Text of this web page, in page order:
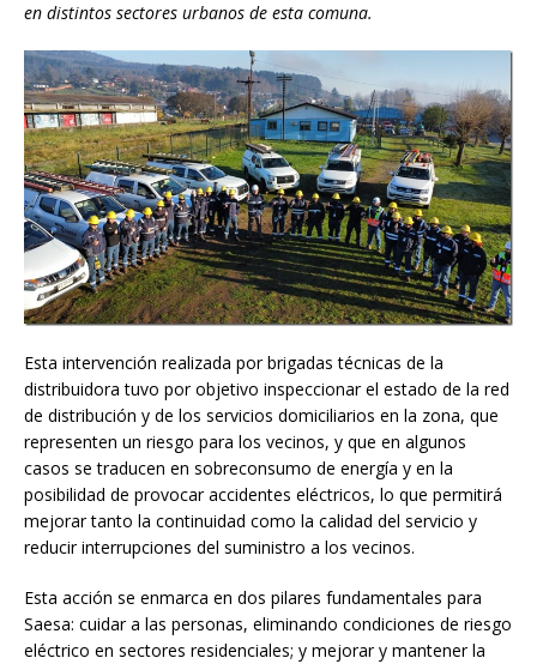
en distintos sectores urbanos de esta comuna.
Esta intervención realizada por brigadas técnicas de la
distribuidora tuvo por objetivo inspeccionar el estado de la red
de distribución y de los servicios domiciliarios en la zona, que
representen un riesgo para los vecinos, y que en algunos
casos se traducen en sobreconsumo de energía y en la
posibilidad de provocar accidentes eléctricos, lo que permitirá
mejorar tanto la continuidad como la calidad del servicio y
reducir interrupciones del suministro a los vecinos.
Esta acción se enmarca en dos pilares fundamentales para
Saesa: cuidar a las personas, eliminando condiciones de riesgo
eléctrico en sectores residenciales; y mejorar y mantener la